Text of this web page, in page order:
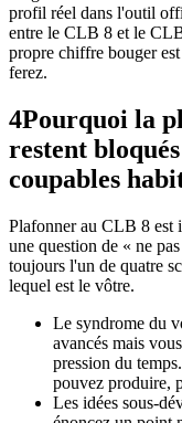
profil réel dans l'outil
entre le CLB 8 et le
propre chiffre bouger
ferez.
4Pourquoi la
restent
coupables
Plafonner au CLB 8 est
une question de « ne
toujours l'un de quatre
lequel est le vôtre.
Le syndrome du
avancés mais
pression du
pouvez produire,
Les idées sous-